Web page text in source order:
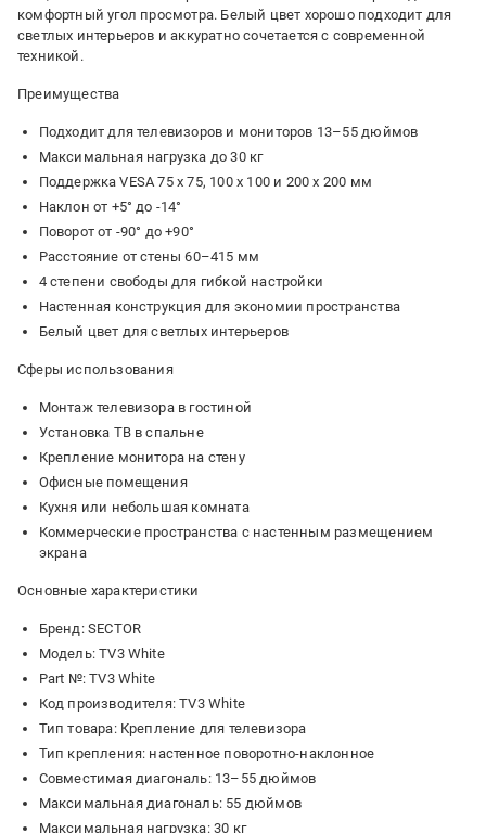
комфортный угол просмотра. Белый цвет хорошо подходит для
светлых интерьеров и аккуратно сочетается с современной
техникой.
Преимущества
Подходит для телевизоров и мониторов 13–55 дюймов
Максимальная нагрузка до 30 кг
Поддержка VESA 75 x 75, 100 x 100 и 200 x 200 мм
Наклон от +5° до -14°
Поворот от -90° до +90°
Расстояние от стены 60–415 мм
4 степени свободы для гибкой настройки
Настенная конструкция для экономии пространства
Белый цвет для светлых интерьеров
Сферы использования
Монтаж телевизора в гостиной
Установка ТВ в спальне
Крепление монитора на стену
Офисные помещения
Кухня или небольшая комната
Коммерческие пространства с настенным размещением
экрана
Основные характеристики
Бренд: SECTOR
Модель: TV3 White
Part №: TV3 White
Код производителя: TV3 White
Тип товара: Крепление для телевизора
Тип крепления: настенное поворотно-наклонное
Совместимая диагональ: 13–55 дюймов
Максимальная диагональ: 55 дюймов
Максимальная нагрузка: 30 кг